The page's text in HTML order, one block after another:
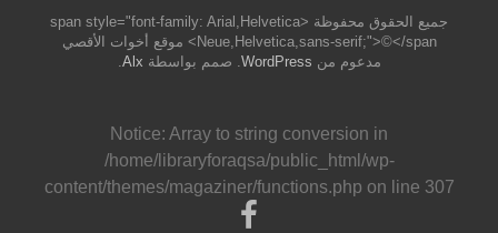
جميع الحقوق محفوظة <span style="font-family: Arial,Helvetica
Neue,Helvetica,sans-serif;">©</span> موقع أخوات الأقصي
مدعوم من WordPress . صمم بواسطة Alx
Notice: Array to string conversion in
/home/libraryforaqsa/public_html/wp-
content/themes/magaziner/functions.php on line 307